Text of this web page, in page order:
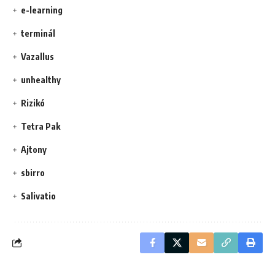
e-learning
terminál
Vazallus
unhealthy
Rizikó
Tetra Pak
Ajtony
sbirro
Salivatio